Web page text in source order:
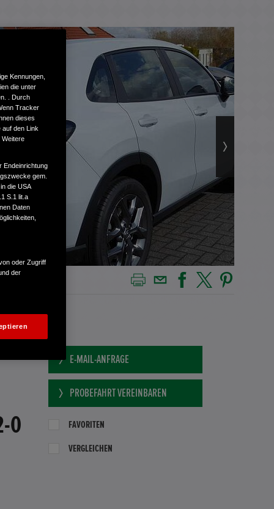
0
E-MAIL-ANFRAGE
PROBEFAHRT VEREINBAREN
FAVORITEN
VERGLEICHEN
Kennungen,
die unter
. Durch
Tracker
dieses
auf den Link
Weitere
Endeinrichtung
gem.
die USA
S.1 lit.a
Daten
oder Zugriff
der